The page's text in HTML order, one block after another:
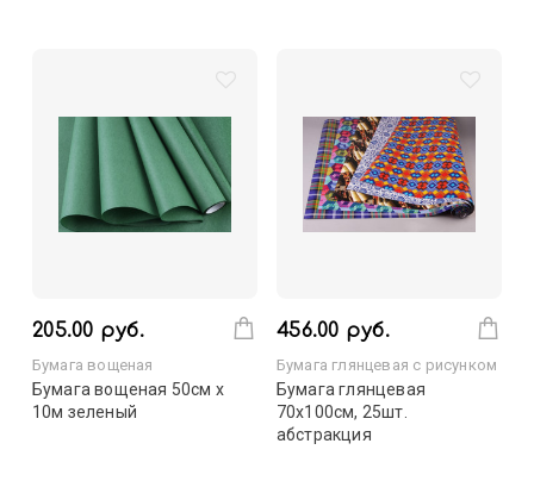
205.00 руб.
Бумага вощеная
Бумага вощеная 50см х
10м зеленый
456.00 руб.
Бумага глянцевая с рисунком
Бумага глянцевая
70х100см, 25шт.
абстракция